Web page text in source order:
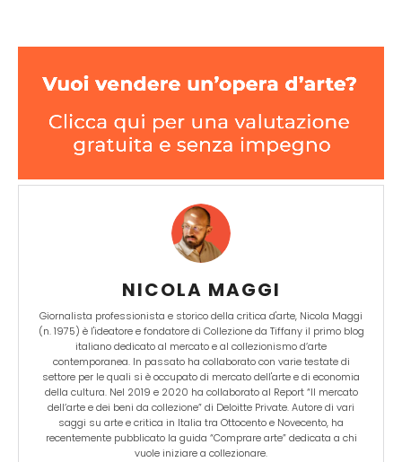
NICOLA MAGGI
Giornalista professionista e storico della critica d'arte, Nicola Maggi
(n. 1975) è l'ideatore e fondatore di Collezione da Tiffany il primo blog
italiano dedicato al mercato e al collezionismo d’arte
contemporanea. In passato ha collaborato con varie testate di
settore per le quali si è occupato di mercato dell'arte e di economia
della cultura. Nel 2019 e 2020 ha collaborato al Report “Il mercato
dell’arte e dei beni da collezione” di Deloitte Private. Autore di vari
saggi su arte e critica in Italia tra Ottocento e Novecento, ha
recentemente pubblicato la guida “Comprare arte” dedicata a chi
vuole iniziare a collezionare.